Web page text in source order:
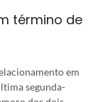
término de
em
segunda-